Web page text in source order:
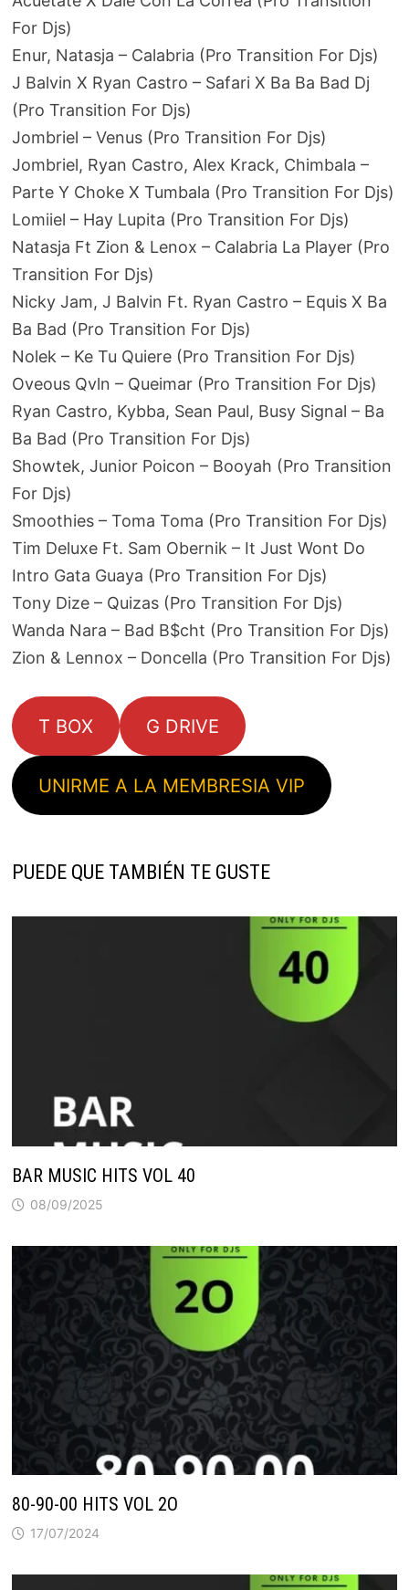
For Djs)
Enur, Natasja – Calabria (Pro Transition For Djs)
J Balvin X Ryan Castro – Safari X Ba Ba Bad Dj
(Pro Transition For Djs)
Jombriel – Venus (Pro Transition For Djs)
Jombriel, Ryan Castro, Alex Krack, Chimbala –
Parte Y Choke X Tumbala (Pro Transition For Djs)
Lomiiel – Hay Lupita (Pro Transition For Djs)
Natasja Ft Zion & Lenox – Calabria La Player (Pro
Transition For Djs)
Nicky Jam, J Balvin Ft. Ryan Castro – Equis X Ba
Ba Bad (Pro Transition For Djs)
Nolek – Ke Tu Quiere (Pro Transition For Djs)
Oveous Qvln – Queimar (Pro Transition For Djs)
Ryan Castro, Kybba, Sean Paul, Busy Signal – Ba
Ba Bad (Pro Transition For Djs)
Showtek, Junior Poicon – Booyah (Pro Transition
For Djs)
Smoothies – Toma Toma (Pro Transition For Djs)
Tim Deluxe Ft. Sam Obernik – It Just Wont Do
Intro Gata Guaya (Pro Transition For Djs)
Tony Dize – Quizas (Pro Transition For Djs)
Wanda Nara – Bad B$cht (Pro Transition For Djs)
Zion & Lennox – Doncella (Pro Transition For Djs)
T BOX G DRIVE
UNIRME A LA MEMBRESIA VIP
PUEDE QUE TAMBIÉN TE GUSTE
BAR MUSIC HITS VOL 40
08/09/2025
80-90-00 HITS VOL 2O
17/07/2024